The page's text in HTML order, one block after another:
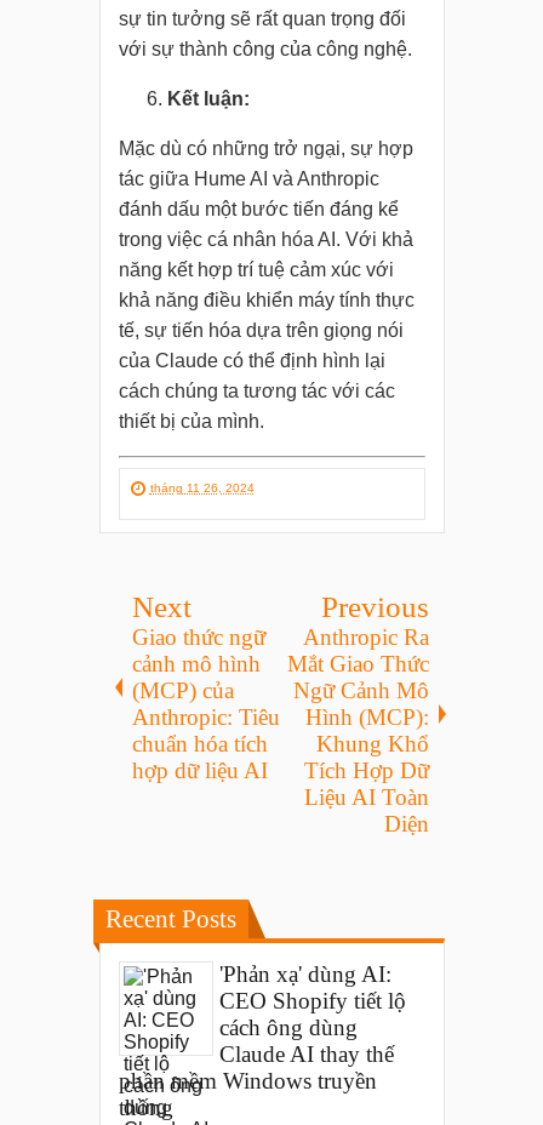
sự tin tưởng sẽ rất quan trọng đối
với sự thành công của công nghệ.
Kết luận:
Mặc dù có những trở ngại, sự hợp
tác giữa Hume AI và Anthropic
đánh dấu một bước tiến đáng kể
trong việc cá nhân hóa AI. Với khả
năng kết hợp trí tuệ cảm xúc với
khả năng điều khiển máy tính thực
tế, sự tiến hóa dựa trên giọng nói
của Claude có thể định hình lại
cách chúng ta tương tác với các
thiết bị của mình.
tháng 11 26, 2024
Next
Giao thức ngữ
cảnh mô hình
(MCP) của
Anthropic: Tiêu
chuẩn hóa tích
hợp dữ liệu AI
Previous
Anthropic Ra
Mắt Giao Thức
Ngữ Cảnh Mô
Hình (MCP):
Khung Khổ
Tích Hợp Dữ
Liệu AI Toàn
Diện
Recent Posts
'Phản xạ' dùng AI:
CEO Shopify tiết lộ
cách ông dùng
Claude AI thay thế
phần mềm Windows truyền
thống